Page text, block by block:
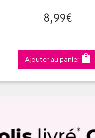
8,99€
Ajouter au panier